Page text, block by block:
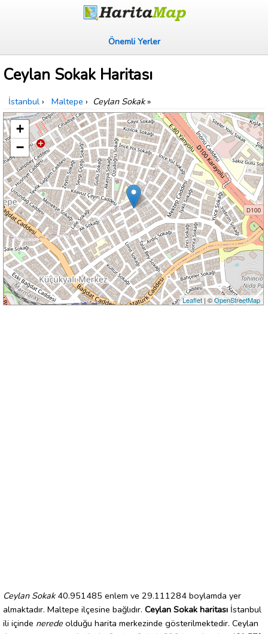
Önemli Yerler
Ceylan Sokak Haritası
İstanbul › Maltepe › Ceylan Sokak»
+
−
Leaflet| ©OpenStreetMap
Ceylan Sokak40.951485 enlem ve 29.111284 boylamda yer
almaktadır. Maltepe ilçesine bağlıdır. Ceylan Sokak haritası İstanbul
ili içinde nerede olduğu harita merkezinde gösterilmektedir. Ceylan